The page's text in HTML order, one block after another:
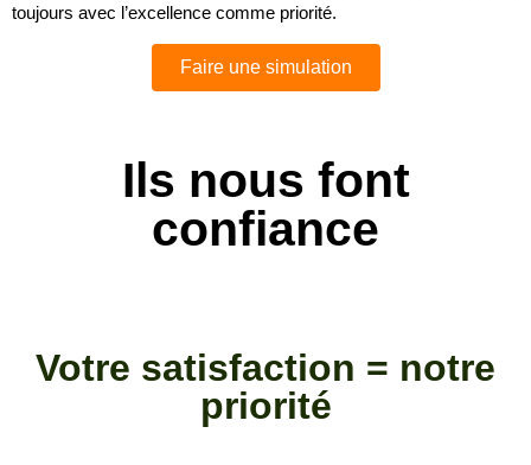
toujours avec l’excellence comme priorité.
Faire une simulation
Ils nous font
confiance
Votre satisfaction = notre
priorité